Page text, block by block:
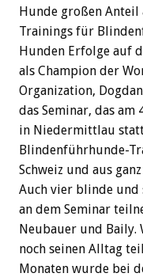
Hunde großen
Trainings für
Hunden Erfolge auf
als Champion der
Organization,
das Seminar, das am
in Niedermittlau
Blindenführhunde-
Schweiz und aus
Auch vier blinde und
an dem Seminar
Neubauer und
noch seinen Alltag
Monaten wurde bei